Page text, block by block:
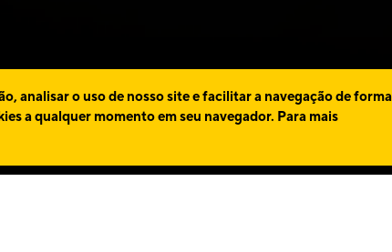
analisar o uso de nosso site e facilitar a navegação de forma
a qualquer momento em seu navegador. Para mais